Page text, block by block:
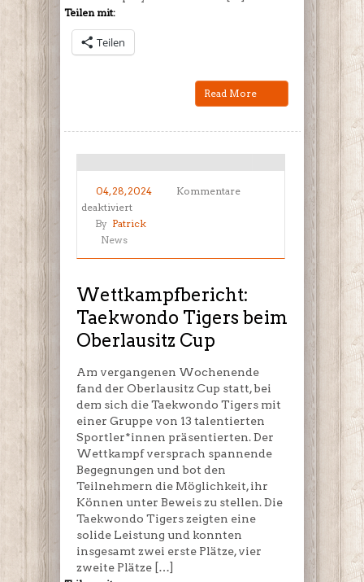
Teilen mit:
Teilen
Read More
04, 28, 2024
Kommentare
deaktiviertfür
Wettkampfbericht:
Tigers
Oberlausitz
Cup
By Patrick
News
Wettkampfbericht:
Taekwondo Tigers beim
Oberlausitz Cup
Am vergangenen Wochenende
fand der Oberlausitz Cup statt, bei
dem sich die Taekwondo Tigers mit
einer Gruppe von 13 talentierten
Sportler*innen präsentierten. Der
Wettkampf versprach spannende
Begegnungen und bot den
Teilnehmern die Möglichkeit, ihr
Können unter Beweis zu stellen. Die
Taekwondo Tigers zeigten eine
solide Leistung und konnten
insgesamt zwei erste Plätze, vier
zweite Plätze […]